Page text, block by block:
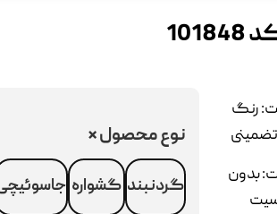
رنگ
بدون
نوع محصول*
گردنبند گشواره